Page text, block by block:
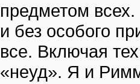
предметом
и без особого
все. Включая
«неуд». Я и